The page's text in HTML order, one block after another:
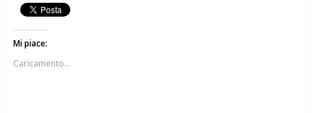
Mi piace:
Caricamento...